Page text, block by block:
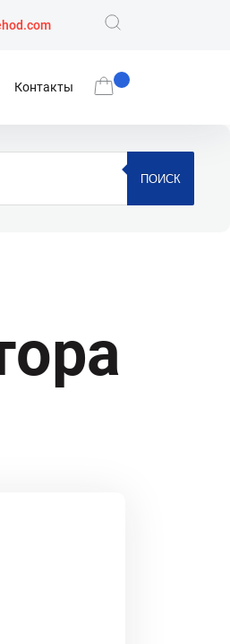
Контакты
ПОИСК